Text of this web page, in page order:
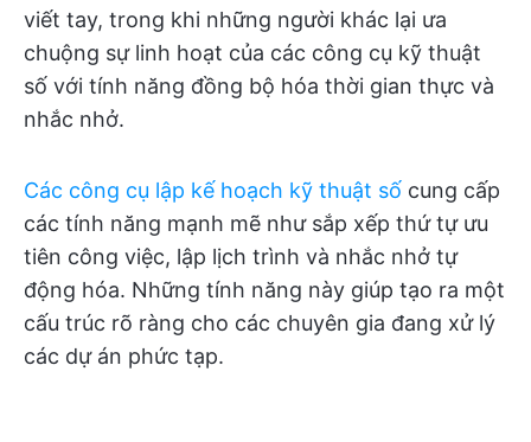
viết tay, trong khi những người khác lại ưa
chuộng sự linh hoạt của các công cụ kỹ thuật
số với tính năng đồng bộ hóa thời gian thực và
nhắc nhở.
Các công cụ lập kế hoạch kỹ thuật số cung cấp
các tính năng mạnh mẽ như sắp xếp thứ tự ưu
tiên công việc, lập lịch trình và nhắc nhở tự
động hóa. Những tính năng này giúp tạo ra một
cấu trúc rõ ràng cho các chuyên gia đang xử lý
các dự án phức tạp.